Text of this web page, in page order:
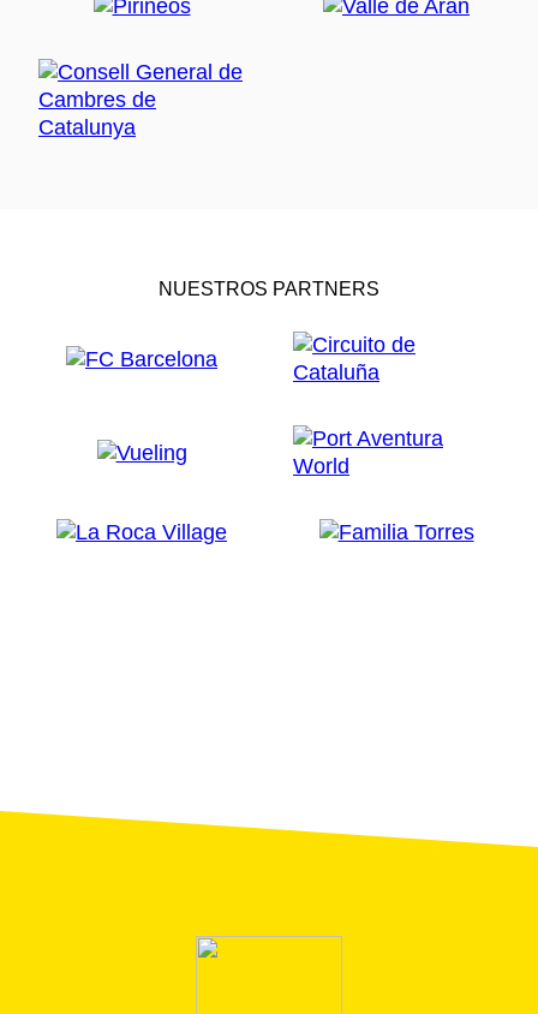
NUESTROS PARTNERS